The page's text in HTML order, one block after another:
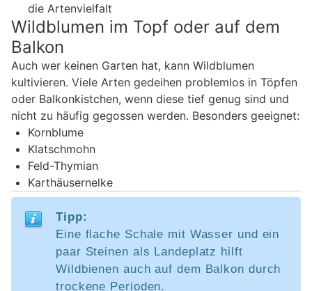
die Artenvielfalt
Wildblumen im Topf oder auf dem
Balkon
Auch wer keinen Garten hat, kann Wildblumen
kultivieren. Viele Arten gedeihen problemlos in Töpfen
oder Balkonkistchen, wenn diese tief genug sind und
nicht zu häufig gegossen werden. Besonders geeignet:
Kornblume
Klatschmohn
Feld-Thymian
Karthäusernelke
Tipp:
Eine flache Schale mit Wasser und ein
paar Steinen als Landeplatz hilft
Wildbienen auch auf dem Balkon durch
trockene Perioden.